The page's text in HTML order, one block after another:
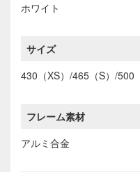
ホワイト
サイズ
430（XS）/465（S）/500
フレーム素材
アルミ合金